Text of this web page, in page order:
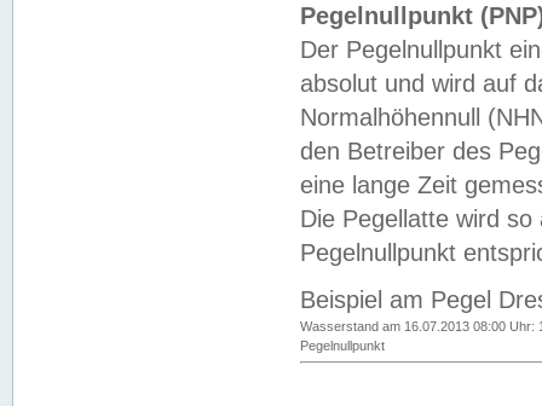
Pegelnullpunkt
Der Pegelnullpunkt
absolut und wird auf
Normalhöhennull
den Betreiber des
eine lange Zeit
Die Pegellatte wird
Pegelnullpunkt
Beispiel am Pegel
Wasserstand am 16.07.2013 08:00 Uhr:
Pegelnullpunkt